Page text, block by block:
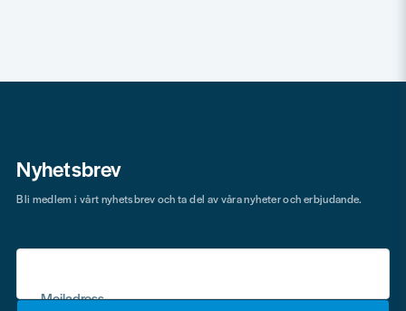
Nyhetsbrev
Mejladress
Bli medlem i vårt nyhetsbrev och ta del av våra nyheter och erbjudande.